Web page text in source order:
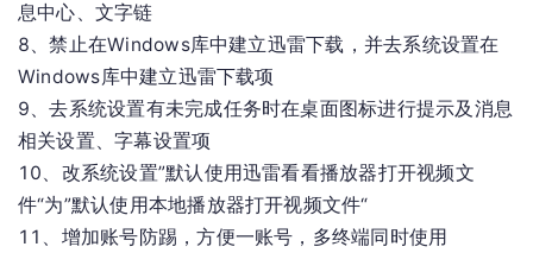
息中心、文字链
8、禁止在Windows库中建立迅雷下载，并去系统设置在
Windows库中建立迅雷下载项
9、去系统设置有未完成任务时在桌面图标进行提示及消息
相关设置、字幕设置项
10、改系统设置”默认使用迅雷看看播放器打开视频文
件“为”默认使用本地播放器打开视频文件“
11、增加账号防踢，方便一账号，多终端同时使用